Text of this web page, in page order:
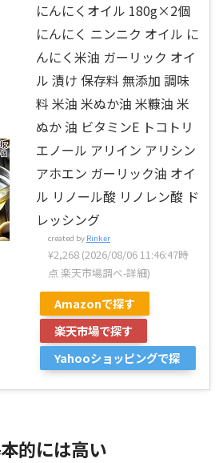
にんにくオイル 180g×2個
にんにく ニンニク オイル に
んにく米油 ガーリック オイ
ル 漬け 保存料 無添加 調味
料 米油 米ぬか油 米糠油 米
ぬか 油 ビタミンE トコトリ
エノール アリイン アリシン
アホエン ガーリック油 オイ
ル リノール酸 リノレン酸 ド
レッシング
created by Rinker
¥2,268 (2026/08/06 11:46:47時
点 楽天市場調べ-詳細)
Amazonで探す
楽天市場で探す
Yahooショッピングで探
的には高い